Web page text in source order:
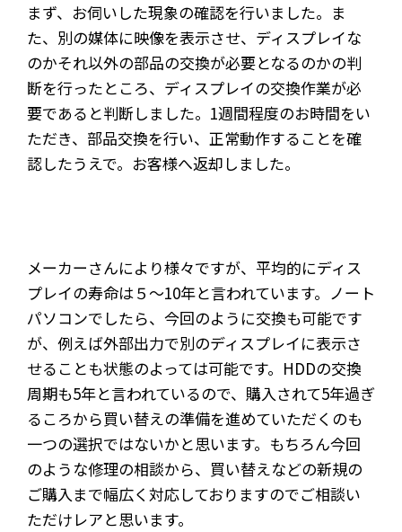
まず、お伺いした現象の確認を行いました。ま
た、別の媒体に映像を表示させ、ディスプレイな
のかそれ以外の部品の交換が必要となるのかの判
断を行ったところ、ディスプレイの交換作業が必
要であると判断しました。1週間程度のお時間をい
ただき、部品交換を行い、正常動作することを確
認したうえで。お客様へ返却しました。
メーカーさんにより様々ですが、平均的にディス
プレイの寿命は５～10年と言われています。ノート
パソコンでしたら、今回のように交換も可能です
が、例えば外部出力で別のディスプレイに表示さ
せることも状態のよっては可能です。HDDの交換
周期も5年と言われているので、購入されて5年過ぎ
るころから買い替えの準備を進めていただくのも
一つの選択ではないかと思います。もちろん今回
のような修理の相談から、買い替えなどの新規の
ご購入まで幅広く対応しておりますのでご相談い
ただけレアと思います。